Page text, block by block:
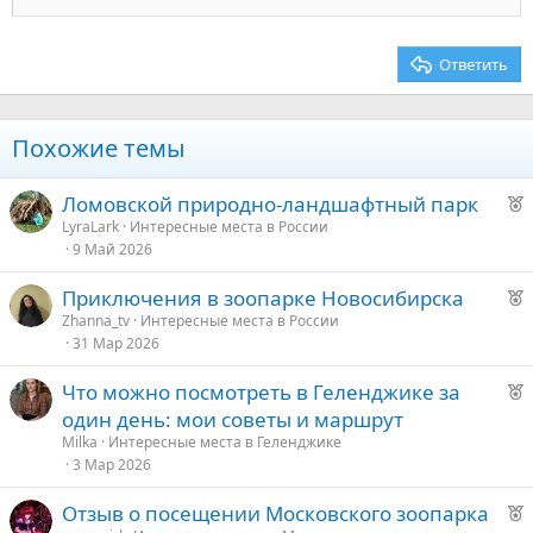
22
Times New Roman
Ответить
Похожие темы
Р
о
й
Ломовской природно-ландшафтный парк
LyraLark Интересные места в России
9 Май 2026
Р
о
у
Приключения в зоопарке Новосибирска
Zhanna_tv Интересные места в России
31 Мар 2026
Р
е
Что можно посмотреть в Геленджике за
один день: мои советы и маршрут
Milka
Интересные места в Геленджике
3 Мар 2026
Р
Отзыв о посещении Московского зоопарка